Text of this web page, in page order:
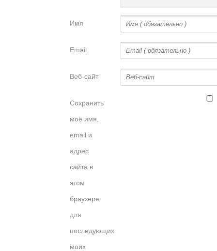
Имя
Email
Веб-сайт
Сохранить
моё имя,
email и
адрес
сайта в
этом
браузере
для
последующих
моих